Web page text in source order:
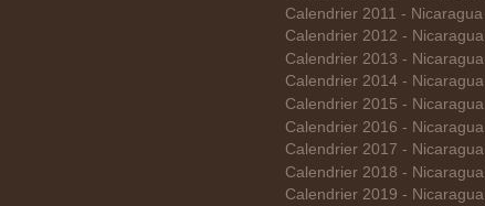
Calendrier 2011 - Nicaragua
Calendrier 2012 - Nicaragua
Calendrier 2013 - Nicaragua
Calendrier 2014 - Nicaragua
Calendrier 2015 - Nicaragua
Calendrier 2016 - Nicaragua
Calendrier 2017 - Nicaragua
Calendrier 2018 - Nicaragua
Calendrier 2019 - Nicaragua